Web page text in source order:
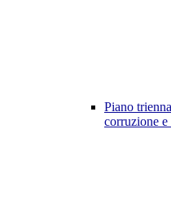
Piano
corruzione e